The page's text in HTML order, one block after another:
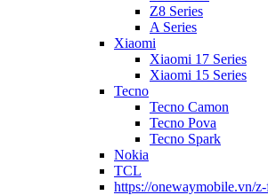
Z8 Series
A Series
Xiaomi
Xiaomi 17 Series
Xiaomi 15 Series
Tecno
Tecno Camon
Tecno Pova
Tecno Spark
Nokia
TCL
https://onewaymobile.vn/